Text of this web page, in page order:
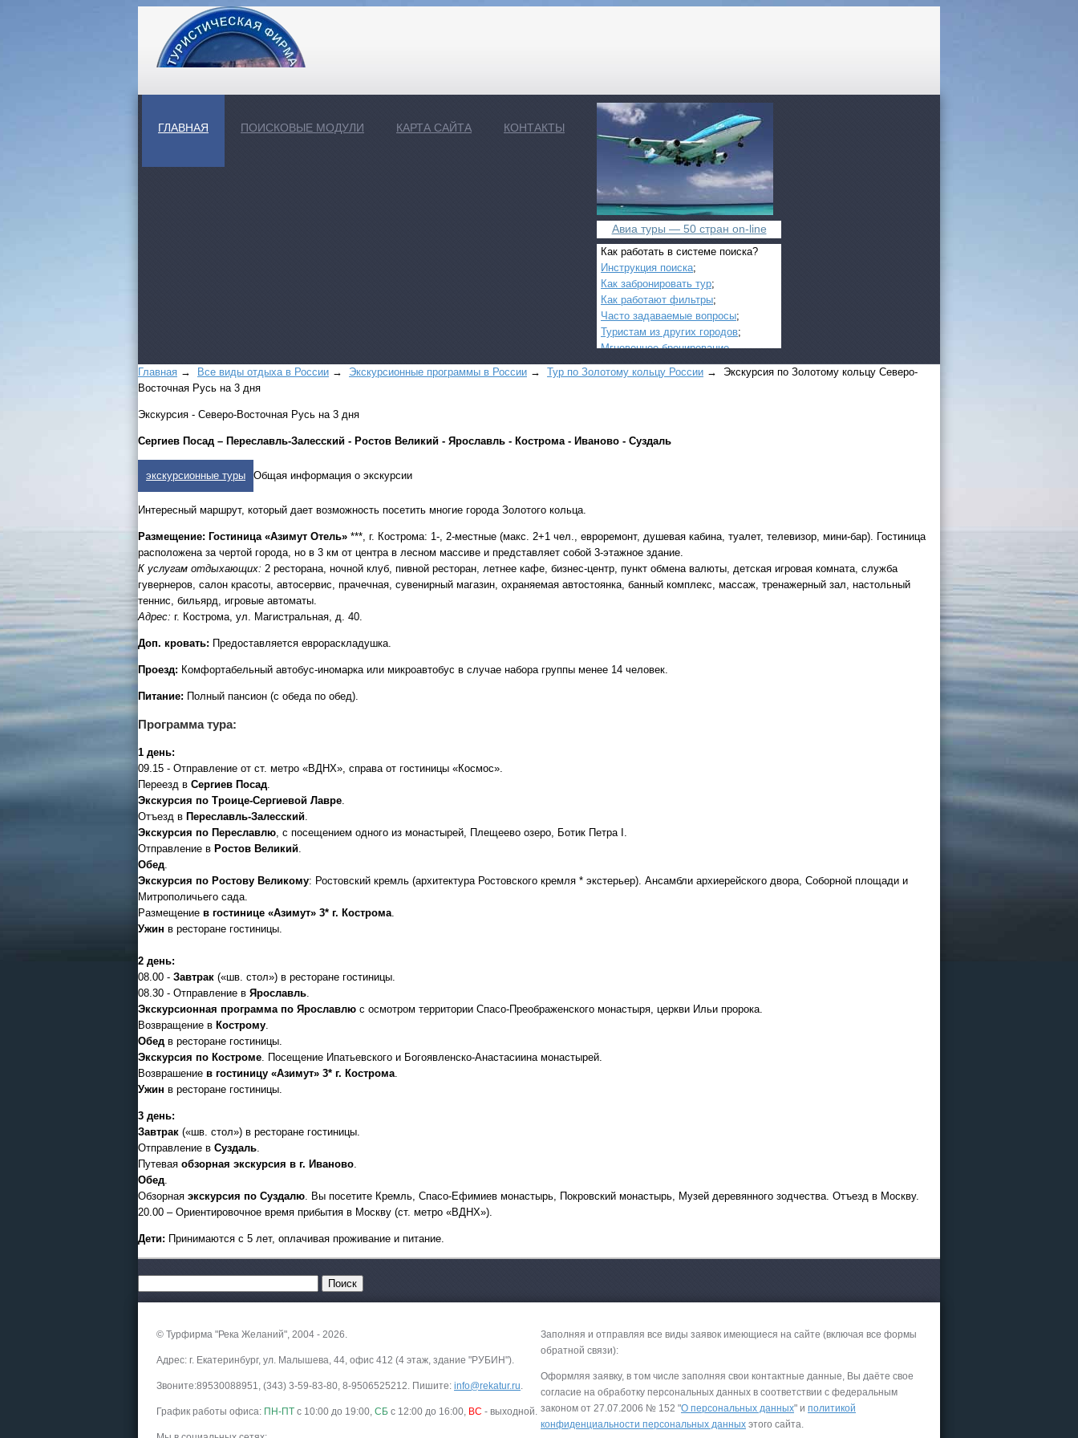
ГЛАВНАЯ ПОИСКОВЫЕ МОДУЛИ КАРТА САЙТА КОНТАКТЫ
Авиа туры — 50 стран on-line
Как работать в системе поиска?
Инструкция поиска;
Как забронировать тур;
Как работают фильтры;
Часто задаваемые вопросы;
Туристам из других городов;
Мгновенное бронирование.
Автобусные туры на черное
море.
Соль-Илецк автобусом.
Актуальные новогодние
Главная → Все виды отдыха в России → Экскурсионные программы в России → Тур по Золотому кольцу России → Экскурсия по Золотому кольцу Северо-
Восточная Русь на 3 дня
Экскурсия - Северо-Восточная Русь на 3 дня
Сергиев Посад – Переславль-Залесский - Ростов Великий - Ярославль - Кострома - Иваново - Суздаль
экскурсионные туры Общая информация о экскурсии
Интересный маршрут, который дает возможность посетить многие города Золотого кольца.
Размещение: Гостиница «Азимут Отель» ***, г. Кострома: 1-, 2-местные (макс. 2+1 чел., евроремонт, душевая кабина, туалет, телевизор, мини-бар). Гостиница
расположена за чертой города, но в 3 км от центра в лесном массиве и представляет собой 3-этажное здание.
К услугам отдыхающих: 2 ресторана, ночной клуб, пивной ресторан, летнее кафе, бизнес-центр, пункт обмена валюты, детская игровая комната, служба
гувернеров, салон красоты, автосервис, прачечная, сувенирный магазин, охраняемая автостоянка, банный комплекс, массаж, тренажерный зал, настольный
теннис, бильярд, игровые автоматы.
Адрес: г. Кострома, ул. Магистральная, д. 40.
Доп. кровать: Предоставляется еврораскладушка.
Проезд: Комфортабельный автобус-иномарка или микроавтобус в случае набора группы менее 14 человек.
Питание: Полный пансион (с обеда по обед).
Программа тура:
1 день:
09.15 - Отправление от ст. метро «ВДНХ», справа от гостиницы «Космос».
Переезд в Сергиев Посад.
Экскурсия по Троице-Сергиевой Лавре.
Отъезд в Переславль-Залесский.
Экскурсия по Переславлю, с посещением одного из монастырей, Плещеево озеро, Ботик Петра I.
Отправление в Ростов Великий.
Обед.
Экскурсия по Ростову Великому: Ростовский кремль (архитектура Ростовского кремля * экстерьер). Ансамбли архиерейского двора, Соборной площади и
Митрополичьего сада.
Размещение в гостинице «Азимут» 3* г. Кострома.
Ужин в ресторане гостиницы.
2 день:
08.00 - Завтрак («шв. стол») в ресторане гостиницы.
08.30 - Отправление в Ярославль.
Экскурсионная программа по Ярославлю с осмотром территории Спасо-Преображенского монастыря, церкви Ильи пророка.
Возвращение в Кострому.
Обед в ресторане гостиницы.
Экскурсия по Костроме. Посещение Ипатьевского и Богоявленско-Анастасиина монастырей.
Возврашение в гостиницу «Азимут» 3* г. Кострома.
Ужин в ресторане гостиницы.
3 день:
Завтрак («шв. стол») в ресторане гостиницы.
Отправление в Суздаль.
Путевая обзорная экскурсия в г. Иваново.
Обед.
Обзорная экскурсия по Суздалю. Вы посетите Кремль, Спасо-Ефимиев монастырь, Покровский монастырь, Музей деревянного зодчества. Отъезд в Москву.
20.00 – Ориентировочное время прибытия в Москву (ст. метро «ВДНХ»).
Дети: Принимаются с 5 лет, оплачивая проживание и питание.
© Турфирма "Река Желаний", 2004 - 2026.
Адрес: г. Екатеринбург, ул. Малышева, 44, офис 412 (4 этаж, здание "РУБИН").
Звоните:89530088951, (343) 3-59-83-80, 8-9506525212. Пишите: info@rekatur.ru.
График работы офиса: ПН-ПТ с 10:00 до 19:00, СБ с 12:00 до 16:00, ВС - выходной.
Заполняя и отправляя все виды заявок имеющиеся на сайте (включая все формы
обратной связи):
Оформляя заявку, в том числе заполняя свои контактные данные, Вы даёте свое
согласие на обработку персональных данных в соответствии с федеральным
законом от 27.07.2006 № 152 "О персональных данных" и политикой
конфиденциальности персональных данных этого сайта.